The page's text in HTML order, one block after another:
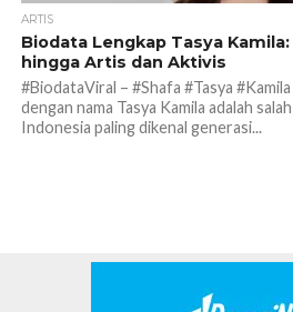
ARTIS
Biodata Lengkap Tasya
hingga Artis dan Aktivis
#BiodataViral – #Shafa #Tasya
dengan nama Tasya Kamila adalah
Indonesia paling dikenal generasi...